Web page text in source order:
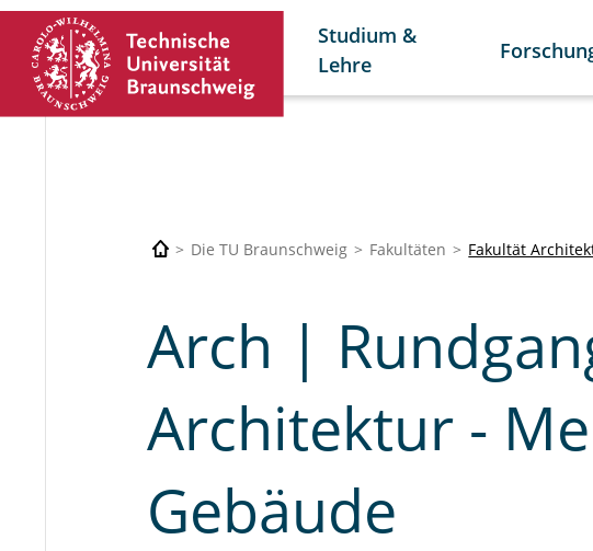
Studium &
Lehre
Die TU Braunschweig Fakultäten Fakultät
Arch |
Architektur -
Gebäude